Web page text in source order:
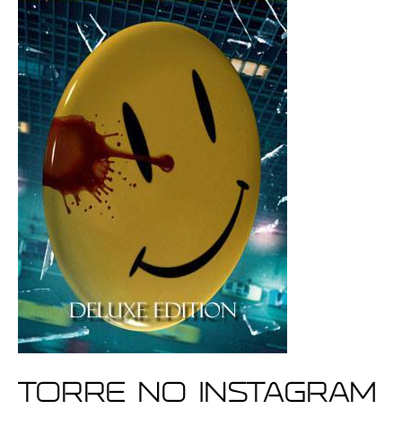
Torre no Instagram